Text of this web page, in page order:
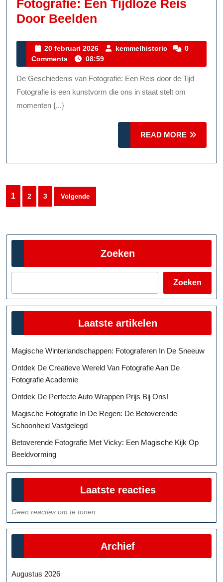
Fotografie: Een Tijdloze Reis
Door Beelden
Geschiedenis
Van
Fotografie:
Een
Reis
Beelden
20 februari 2026
20
februari
2026
kemmelhistoric kemmelhistoric
0
Comments
08:59
De Geschiedenis van Fotografie: Een Reis door de Tijd
Fotografie is een kunstvorm die ons in staat stelt om
momenten {...}
READ MORE
MORE
Berichten
paginering
1 2 3 Volgende
Zoeken
Zoeken
Laatste artikelen
Magische Winterlandschappen: Fotograferen In De Sneeuw
Ontdek De Creatieve Wereld Van Fotografie Aan De
Fotografie Academie
Ontdek De Perfecte Auto Wrappen Prijs Bij Ons!
Magische Fotografie In De Regen: De Betoverende
Schoonheid Vastgelegd
Betoverende Fotografie Met Vicky: Een Magische Kijk Op
Beeldvorming
Laatste reacties
Geen reacties om te tonen.
Archief
Augustus 2026